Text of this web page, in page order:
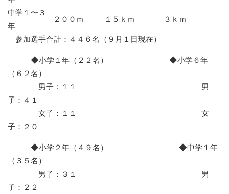
中学１〜３
年
２００ｍ １５ｋｍ ３ｋｍ
参加選手合計：４４６名（９月１日現在）
◆小学１年（２２名） ◆小学６年
（６２名）
男子：１１ 男
子：４１
女子：１１ 女
子：２０
◆小学２年（４９名） ◆中学１年
（３５名）
男子：３１ 男
子：２２